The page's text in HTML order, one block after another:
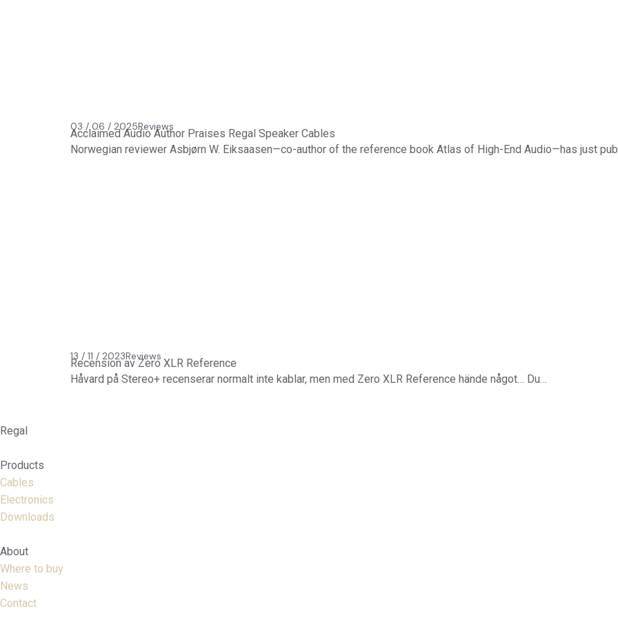
03 / 06 / 2025Reviews
Acclaimed Audio Author Praises Regal Speaker Cables
Norwegian reviewer Asbjørn W. Eiksaasen—co-author of the reference book Atlas of High-End Audio—has just
13 / 11 / 2023Reviews
Recension av Zero XLR Reference
Håvard på Stereo+ recenserar normalt inte kablar, men med Zero XLR Reference hände något… Du…
Regal
Products
Cables
Electronics
Downloads
About
Where to buy
News
Contact